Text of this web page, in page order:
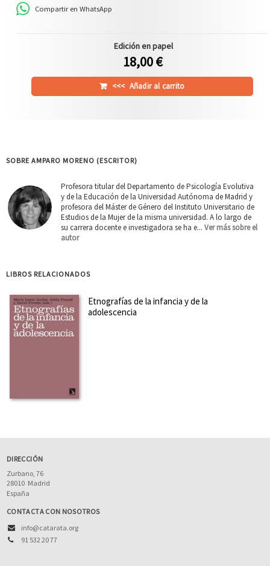
Compartir en WhatsApp
Edición en papel
18,00 €
<<< Añadir al carrito
SOBRE AMPARO MORENO (ESCRITOR)
Profesora titular del Departamento de Psicología Evolutiva
y de la Educación de la Universidad Autónoma de Madrid y
profesora del Máster de Género del Instituto Universitario de
Estudios de la Mujer de la misma universidad. A lo largo de
su carrera docente e investigadora se ha e... Ver más sobre el
autor
LIBROS RELACIONADOS
Etnografías de la infancia y de la
adolescencia
DIRECCIÓN
Zurbano, 76
28010 Madrid
España
CONTACTA CON NOSOTROS
info@catarata.org
91 532 20 77